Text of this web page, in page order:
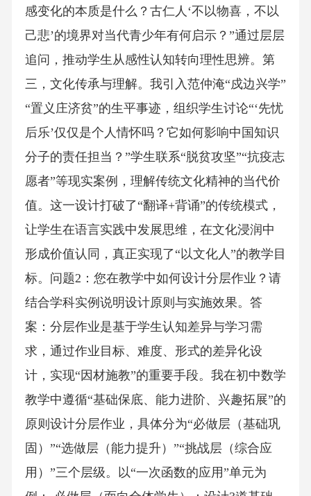
感变化的本质是什么？古仁人‘不以物喜，不以
己悲’的境界对当代青少年有何启示？”通过层层
追问，推动学生从感性认知转向理性思辨。第
三，文化传承与理解。我引入范仲淹“戍边兴学”
“置义庄济贫”的生平事迹，组织学生讨论“‘先忧
后乐’仅仅是个人情怀吗？它如何影响中国知识
分子的责任担当？”学生联系“脱贫攻坚”“抗疫志
愿者”等现实案例，理解传统文化精神的当代价
值。这一设计打破了“翻译+背诵”的传统模式，
让学生在语言实践中发展思维，在文化浸润中
形成价值认同，真正实现了“以文化人”的教学目
标。问题2：您在教学中如何设计分层作业？请
结合学科实例说明设计原则与实施效果。答
案：分层作业是基于学生认知差异与学习需
求，通过作业目标、难度、形式的差异化设
计，实现“因材施教”的重要手段。我在初中数学
教学中遵循“基础保底、能力进阶、兴趣拓展”的
原则设计分层作业，具体分为“必做层（基础巩
固）”“选做层（能力提升）”“挑战层（综合应
用）”三个层级。以“一次函数的应用”单元为